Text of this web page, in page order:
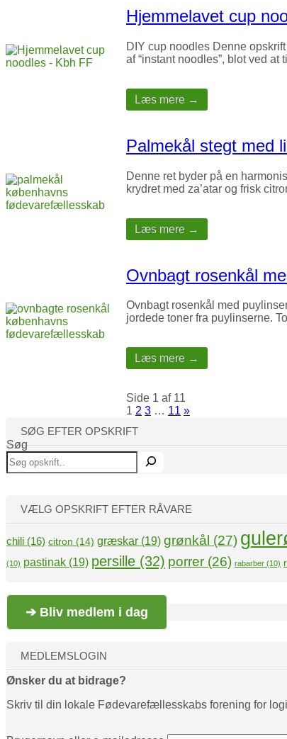
Hjemmelavet cup
DIY cup noodles Denne
af “instant noodles”, blot ved
Læs mere →
Palmekål stegt med
Denne ret byder på en
krydret med za’atar og frisk
Læs mere →
Ovnbagt rosenkål
Ovnbagt rosenkål med
jordede toner fra puylinserne.
Læs mere →
Side 1 af 11
1 2 3 … 11 »
SØG EFTER OPSKRIFT
Søg
VÆLG OPSKRIFT EFTER RÅVARE
chili (16) citron (14) græskar (19) grønkål (27)
(10) pastinak (19) persille (32) porrer (26) rabarber (10)
➔ Bliv medlem i dag
MEDLEMSLOGIN
Ønsker du at bidrage?
Skriv til din lokale Fødevarefællesskabs forening for